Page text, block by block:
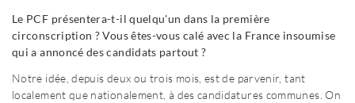
Le PCF présentera-t-il quelqu'un dans la première
circonscription ? Vous êtes-vous calé avec la France insoumise
qui a annoncé des candidats partout ?
Notre idée, depuis deux ou trois mois, est de parvenir, tant
localement que nationalement, à des candidatures communes. On